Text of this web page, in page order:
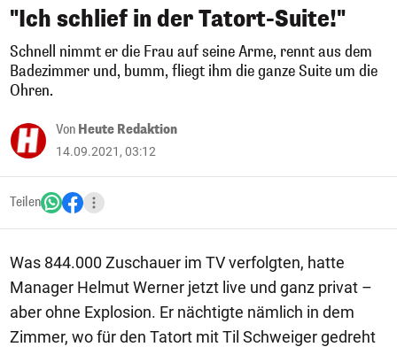
"Ich schlief in der Tatort-Suite!"
Schnell nimmt er die Frau auf seine Arme, rennt aus dem
Badezimmer und, bumm, fliegt ihm die ganze Suite um die
Ohren.
Von Heute Redaktion
14.09.2021, 03:12
Teilen
Was 844.000 Zuschauer im TV verfolgten, hatte
Manager Helmut Werner jetzt live und ganz privat –
aber ohne Explosion. Er nächtigte nämlich in dem
Zimmer, wo für den Tatort mit Til Schweiger gedreht